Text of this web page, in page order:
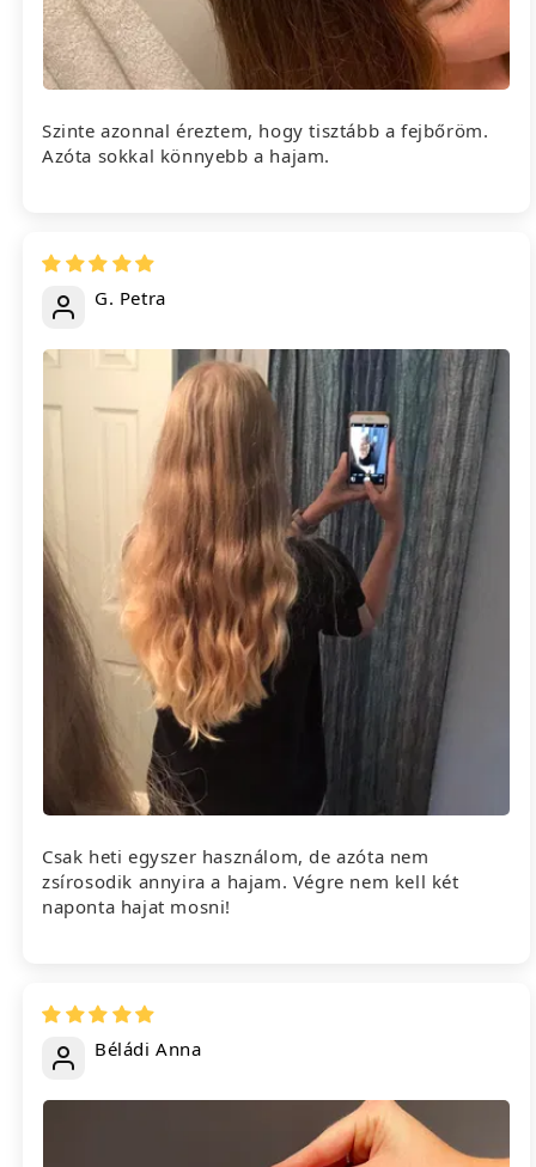
Szinte azonnal éreztem, hogy tisztább a fejbőröm.
Azóta sokkal könnyebb a hajam.
G. Petra
Csak heti egyszer használom, de azóta nem
zsírosodik annyira a hajam. Végre nem kell két
naponta hajat mosni!
Béládi Anna